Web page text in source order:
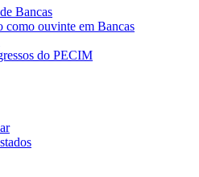
Bancas
como ouvinte em Bancas
do PECIM